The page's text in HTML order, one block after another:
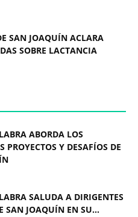
SAN JOAQUÍN ACLARA
SOBRE LACTANCIA
ABORDA LOS
PROYECTOS Y DESAFÍOS DE
SALUDA A DIRIGENTES
SAN JOAQUÍN EN SU...